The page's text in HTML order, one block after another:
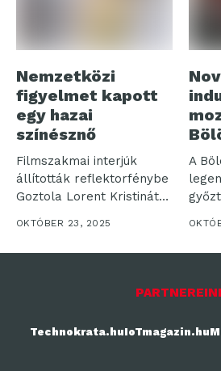
Nemzetközi
figyelmet kapott
egy hazai
színésznő
Filmszakmai interjúk
állították reflektorfénybe
Goztola Lorent Kristinát
Két rangos – Los
Angeles-i...
OKTÓBER 23, 2025
A
Technokrata.huIoTmagazin.hu